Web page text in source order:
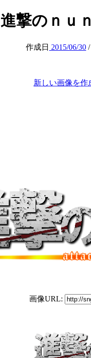
進撃のｎｕ
作成日 2015/06/30
新しい画像を作
画像URL: